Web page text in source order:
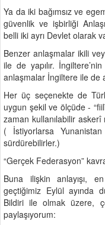
Ya da iki bağımsız ve
güvenlik ve işbirliği
belli iki ayrı Devlet olarak
Benzer anlaşmalar ikili
ile de yapılır.
anlaşmalar İngiltere ile de
Her üç seçenekte de
uygun şekil ve ölçüde -
zaman kullanılabilir askerî
( İstiyorlarsa
sürdürebilirler.)
“Gerçek Federasyon”
Buna ilişkin anlayışı,
geçtiğimiz Eylül ayında
Bildiri ile olmak üzere,
paylaşıyorum: